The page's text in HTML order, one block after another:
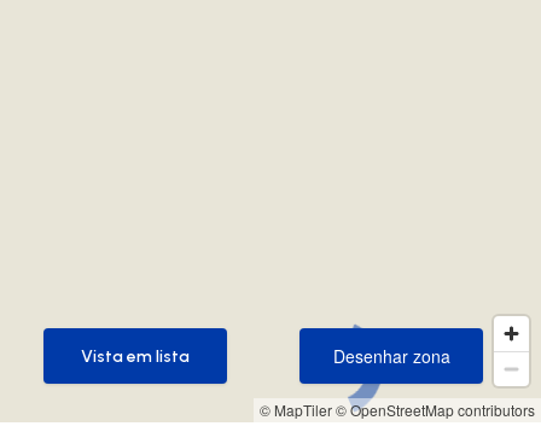
© MapTiler© OpenStreetMap contributors
Desenhar zona
Desenhar zona
Vista em lista
Vista em lista